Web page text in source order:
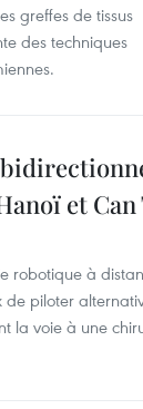
greffes de tissus
des techniques
et Can
robotique à
piloter
la voie à une